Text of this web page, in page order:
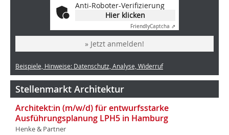
Anti-Roboter-Verifizierung
Hier klicken
FriendlyCaptcha ⇗
» Jetzt anmelden!
Beispiele, Hinweise: Datenschutz, Analyse, Widerruf
Stellenmarkt Architektur
Architekt:in (m/w/d) für entwurfsstarke
Ausführungsplanung LPH5 in Hamburg
Henke & Partner